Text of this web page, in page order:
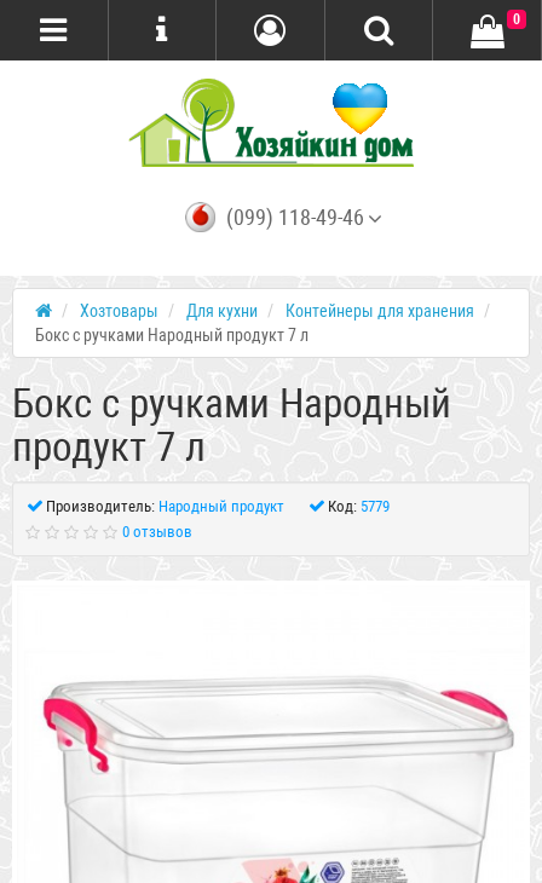
(099) 118-49-46
0
Хозтовары Для кухни
Контейнеры для хранения
Бокс с ручками Народный продукт 7 л
Бокс с ручками Народный
продукт 7 л
Производитель: Народный продукт Код: 5779
0 отзывов